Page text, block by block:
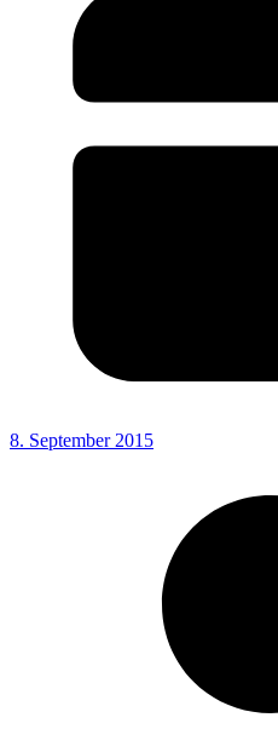
8. September 2015